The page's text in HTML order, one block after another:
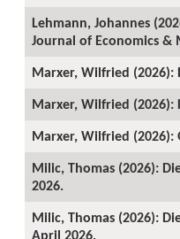
Lehmann, Johannes
Journal of Economics &
Marxer, Wilfried (2026):
Marxer, Wilfried (2026):
Marxer, Wilfried (2026):
Milic, Thomas (2026):
2026.
Milic, Thomas (2026):
April 2026.